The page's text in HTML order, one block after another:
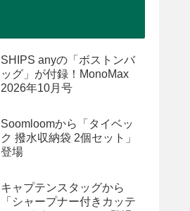
SHIPS anyの「ボストンバ
ッグ」が付録！MonoMax
2026年10月号
Soomloomから「タイベッ
ク 撥水収納袋 2個セット」
登場
キャプテンスタッグから
「シャープナー付きカッテ